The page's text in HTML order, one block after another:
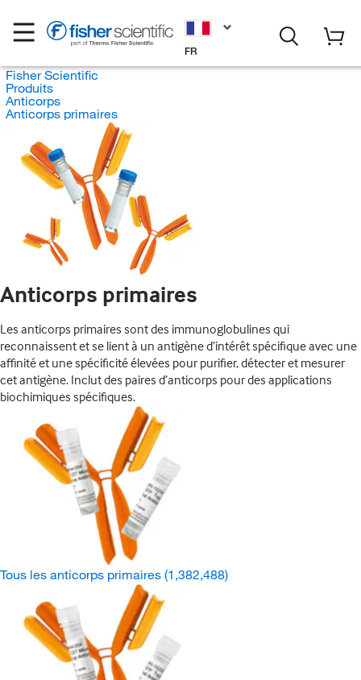
FR
Fisher Scientific
Produits
Anticorps
Anticorps primaires
Anticorps primaires
Les anticorps primaires sont des immunoglobulines qui
reconnaissent et se lient à un antigène d’intérêt spécifique avec une
affinité et une spécificité élevées pour purifier, détecter et mesurer
cet antigène. Inclut des paires d’anticorps pour des applications
biochimiques spécifiques.
Tous les anticorps primaires (1,382,488)